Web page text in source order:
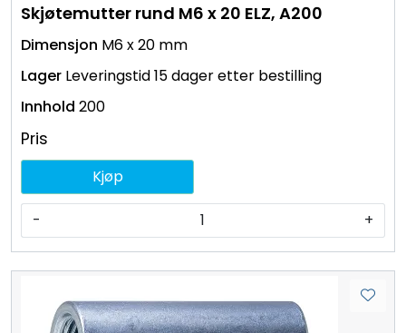
Skjøtemutter rund M6 x 20 ELZ, A200
M6 x 20 mm
Leveringstid 15 dager etter bestilling
200
Pris
- +
Kjøp